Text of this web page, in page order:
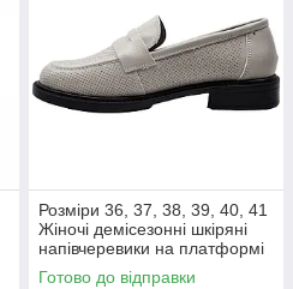
Розміри 36, 37, 38, 39, 40, 41
Жіночі демісезонні шкіряні
напівчеревики на платформі
з піни, чорні, легкі та зручні
Готово до відправки